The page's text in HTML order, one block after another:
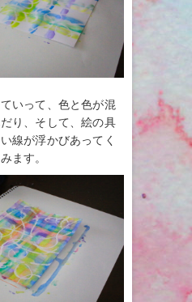
いって、色と色が混
り、そして、絵の具
線が浮かびあってく
ます。